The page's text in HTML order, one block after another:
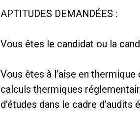
APTITUDES DEMANDÉES :
Vous êtes le candidat ou la
Vous êtes à l’aise en
calculs thermiques
d’études dans le cadre d’audits